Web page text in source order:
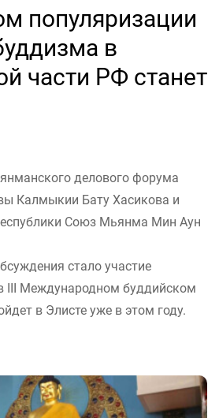
популяризации
в
части РФ станет
делового форума
Калмыкии Бату Хасикова и
Союз Мьянма Мин Аун
стало участие
III Международном буддийском
в Элисте уже в этом году.